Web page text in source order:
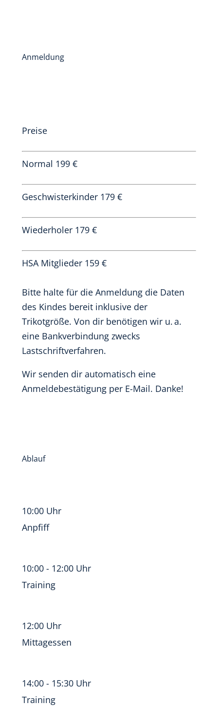
Anmeldung
Preise
Normal 199 €
Geschwisterkinder 179 €
Wiederholer 179 €
HSA Mitglieder 159 €
Bitte halte für die Anmeldung die Daten
des Kindes bereit inklusive der
Trikotgröße. Von dir benötigen wir u. a.
eine Bankverbindung zwecks
Lastschriftverfahren.
Wir senden dir automatisch eine
Anmeldebestätigung per E-Mail. Danke!
Ablauf
10:00 Uhr
Anpfiff
10:00 - 12:00 Uhr
Training
12:00 Uhr
Mittagessen
14:00 - 15:30 Uhr
Training